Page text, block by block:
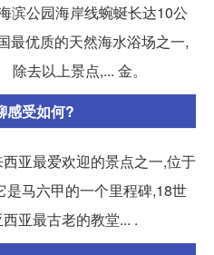
滨公园海岸线蜿蜒长达10公
最优质的天然海水浴场之一,
除去以上景点,... 金。
感受如何?
亚最爱欢迎的景点之一,位于
马六甲的一个里程碑,18世
亚最古老的教堂... .